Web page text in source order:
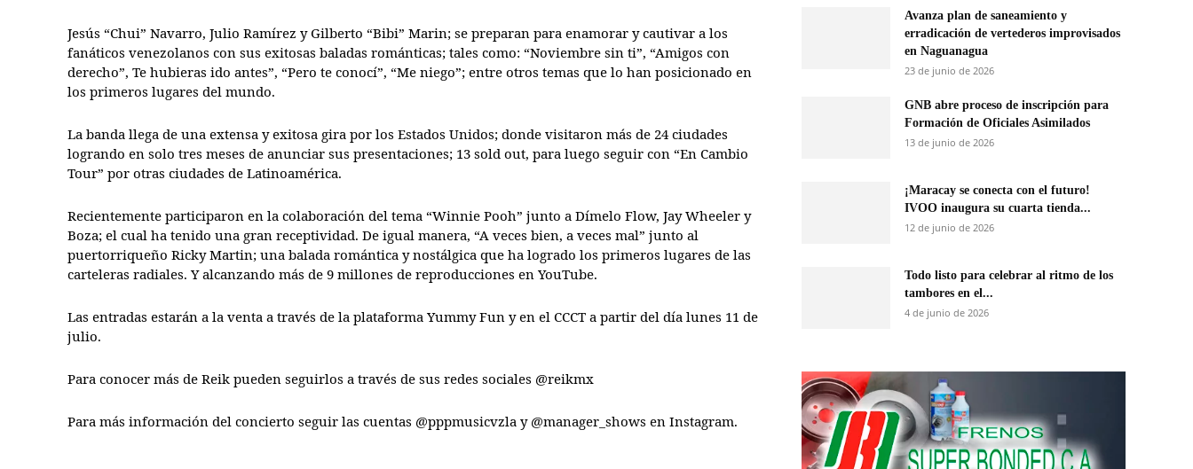
Jesús “Chui” Navarro, Julio Ramírez y Gilberto “Bibi” Marin; se preparan para enamorar y cautivar a los
fanáticos venezolanos con sus exitosas baladas románticas; tales como: “Noviembre sin ti”, “Amigos con
derecho”, Te hubieras ido antes”, “Pero te conocí”, “Me niego”; entre otros temas que lo han posicionado en
los primeros lugares del mundo.
La banda llega de una extensa y exitosa gira por los Estados Unidos; donde visitaron más de 24 ciudades
logrando en solo tres meses de anunciar sus presentaciones; 13 sold out, para luego seguir con “En Cambio
Tour” por otras ciudades de Latinoamérica.
Recientemente participaron en la colaboración del tema “Winnie Pooh” junto a Dímelo Flow, Jay Wheeler y
Boza; el cual ha tenido una gran receptividad. De igual manera, “A veces bien, a veces mal” junto al
puertorriqueño Ricky Martin; una balada romántica y nostálgica que ha logrado los primeros lugares de las
carteleras radiales. Y alcanzando más de 9 millones de reproducciones en YouTube.
Las entradas estarán a la venta a través de la plataforma Yummy Fun y en el CCCT a partir del día lunes 11 de
julio.
Para conocer más de Reik pueden seguirlos a través de sus redes sociales @reikmx
Para más información del concierto seguir las cuentas @pppmusicvzla y @manager_shows en Instagram.
Avanza plan de saneamiento y
erradicación de vertederos improvisados
en Naguanagua
23 de junio de 2026
GNB abre proceso de inscripción para
Formación de Oficiales Asimilados
13 de junio de 2026
¡Maracay se conecta con el futuro!
IVOO inaugura su cuarta tienda...
12 de junio de 2026
Todo listo para celebrar al ritmo de los
tambores en el...
4 de junio de 2026